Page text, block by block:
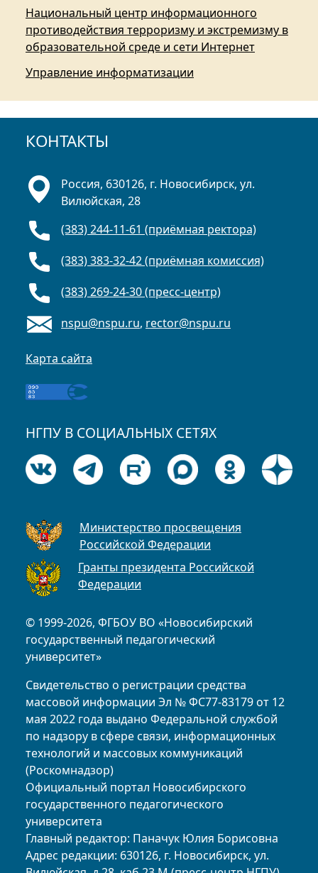
Национальный центр информационного
противодействия терроризму и экстремизму в
образовательной среде и сети Интернет
Управление информатизации
КОНТАКТЫ
© 1999-2026, ФГБОУ ВО «Новосибирский
государственный педагогический
университет»
Свидетельство о регистрации средства
массовой информации Эл № ФС77-83179 от 12
мая 2022 года выдано Федеральной службой
по надзору в сфере связи, информационных
технологий и массовых коммуникаций
(Роскомнадзор)
Официальный портал Новосибирского
государственного педагогического
университета
Главный редактор: Паначук Юлия Борисовна
Адрес редакции: 630126, г. Новосибирск, ул.
Россия, 630126, г. Новосибирск, ул.
Вилюйская, 28
(383) 244-11-61 (приёмная ректора)
(383) 383-32-42 (приёмная комиссия)
(383) 269-24-30 (пресс-центр)
nspu@nspu.ru, rector@nspu.ru
Карта сайта
НГПУ В СОЦИАЛЬНЫХ СЕТЯХ
Министерство просвещения
Российской Федерации
Гранты президента Российской
Федерации